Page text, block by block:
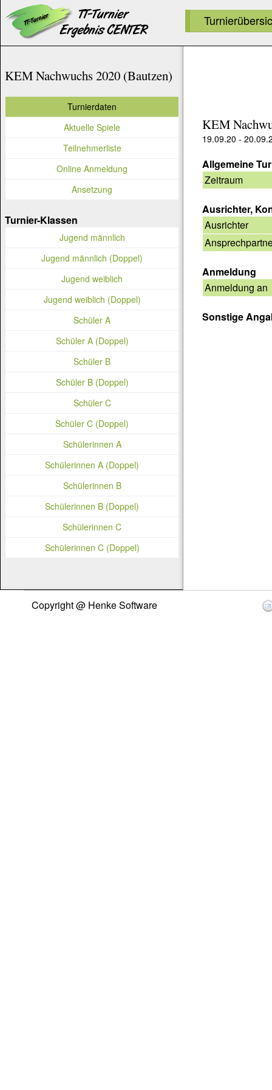
KEM
19.09.20 -
Allgemeine
Zeitraum
Ausrichter,
Ausrichter
Anmeldung
Anmeldung an
Sonstige
KEM Nachwuchs 2020 (Bautzen)
Turnierdaten
Aktuelle Spiele
Teilnehmerliste
Online Anmeldung
Ansetzung
Turnier-Klassen
Jugend männlich
Jugend männlich (Doppel)
Jugend weiblich
Jugend weiblich (Doppel)
Schüler A
Schüler A (Doppel)
Schüler B
Schüler B (Doppel)
Schüler C
Schüler C (Doppel)
Schülerinnen A
Schülerinnen A (Doppel)
Schülerinnen B
Schülerinnen B (Doppel)
Schülerinnen C
Schülerinnen C (Doppel)
Copyright @ Henke Software